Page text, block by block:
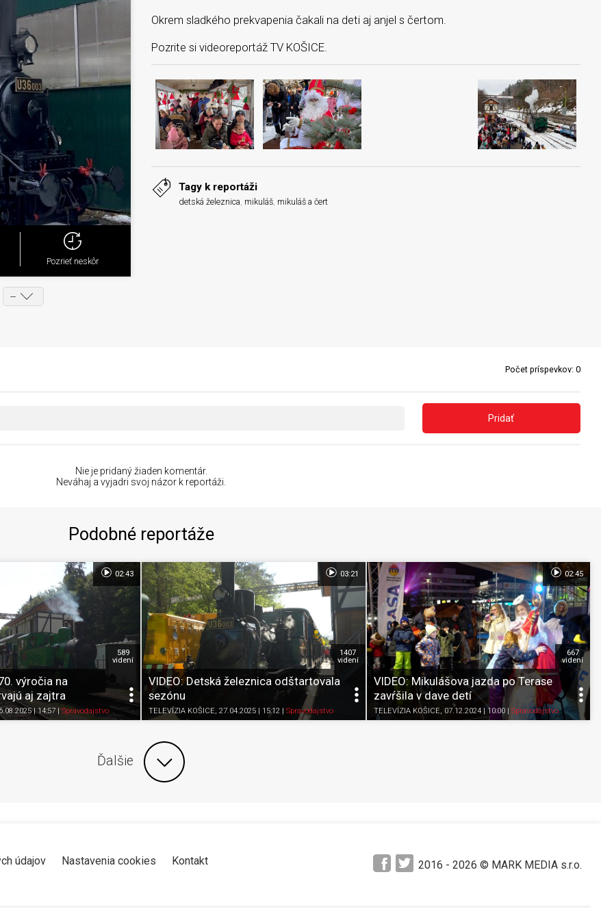
Pozrieť neskôr
Okrem sladkého prekvapenia čakali na deti aj anjel s čertom.
Pozrite si videoreportáž TV KOŠICE.
Tagy k reportáži
detská železnica mikuláš mikuláš a čert
Počet príspevkov: 0
Pridať
Nie je pridaný žiaden komentár.
Neváhaj a vyjadri svoj názor k reportáži.
Podobné reportáže
Pozrieť neskôr
K obľúbeným
výročia na
aj zajtra
| 14:57| Spravodajstvo Pozrieť neskôr
K obľúbeným
Zdieľať
589
videní
02:43
VIDEO: Detská železnica odštartovala
sezónu
TELEVÍZIA KOŠICE, 27.04.2025 | 15:12 | Spravodajstvo Pozrieť neskôr
K obľúbeným
Zdieľať
1407
videní
03:21
VIDEO: Mikulášova jazda po Terase
zavŕšila v dave detí
TELEVÍZIA KOŠICE, 07.12.2024 | 10:00| Spravodajstvo
667
videní
02:45
Ďalšie
údajov Nastavenia cookies Kontakt 2016 - 2026 © MARK MEDIA s.r.o.